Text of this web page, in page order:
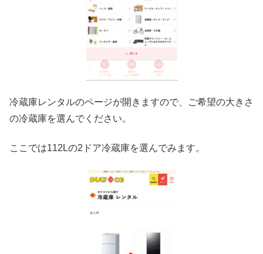
冷蔵庫レンタルのページが開きますので、ご希望の大きさ
の冷蔵庫を選んでください。
ここでは112Lの2ドア冷蔵庫を選んでみます。